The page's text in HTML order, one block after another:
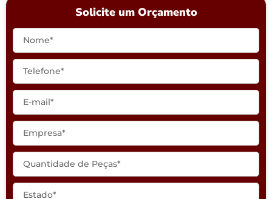
Solicite um Orçamento